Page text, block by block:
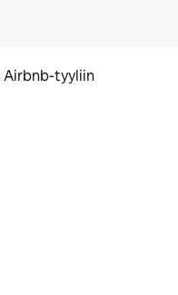
Airbnb-tyyliin